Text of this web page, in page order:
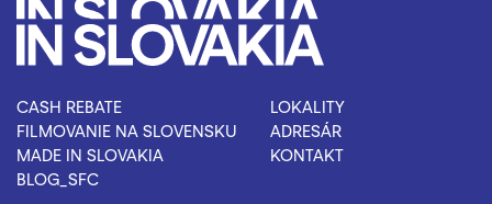
CASH REBATE
FILMOVANIE NA SLOVENSKU
MADE IN SLOVAKIA
BLOG_SFC
LOKALITY
ADRESÁR
KONTAKT